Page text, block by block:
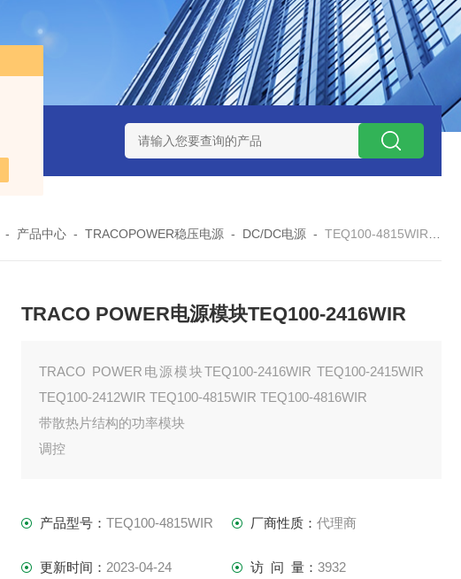
5150W系列开关电源MMK150S-24 MMK150S-12 MMK320S-12
- 产品中心 -TRACOPOWER稳压电源 - DC/DC电源 -TEQ100-4815WIRTRACO POWER电源模块TEQ100-2416WIR
TRACO POWER电源模块TEQ100-2416WIR
TRACO POWER电源模块TEQ100-2416WIR TEQ100-2415WIR
TEQ100-2412WIR TEQ100-4815WIR TEQ100-4816WIR
带散热片结构的功率模块
调控
EN 55022铁路应用
产品型号：TEQ100-4815WIR 厂商性质： 代理商
更新时间： 2023-04-24 访 问 量： 3932